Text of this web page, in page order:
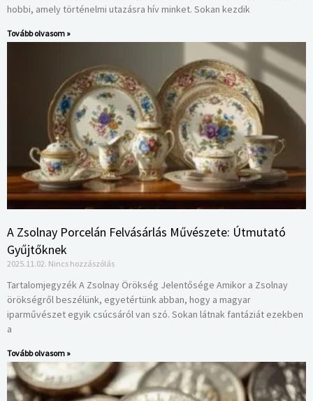
hobbi, amely történelmi utazásra hív minket. Sokan kezdik
Tovább olvasom »
A Zsolnay Porcelán Felvásárlás Művészete: Útmutató
Gyűjtőknek
2025.11.02. Nincs hozzászólás
Tartalomjegyzék A Zsolnay Örökség Jelentősége Amikor a Zsolnay
örökségről beszélünk, egyetértünk abban, hogy a magyar
iparművészet egyik csúcsáról van szó. Sokan látnak fantáziát ezekben
a
Tovább olvasom »